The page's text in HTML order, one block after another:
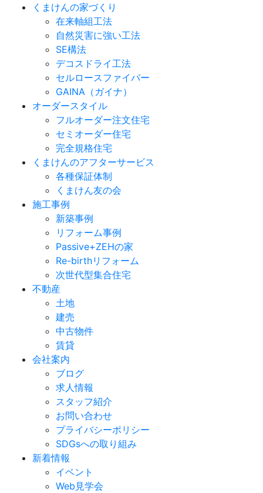
くまけんの家づくり
在来軸組工法
自然災害に強い工法
SE構法
デコスドライ工法
セルロースファイバー
GAINA（ガイナ）
オーダースタイル
フルオーダー注文住宅
セミオーダー住宅
完全規格住宅
くまけんのアフターサービス
各種保証体制
くまけん友の会
施工事例
新築事例
リフォーム事例
Passive+ZEHの家
Re-birthリフォーム
次世代型集合住宅
不動産
土地
建売
中古物件
賃貸
会社案内
ブログ
求人情報
スタッフ紹介
お問い合わせ
プライバシーポリシー
SDGsへの取り組み
新着情報
イベント
Web見学会